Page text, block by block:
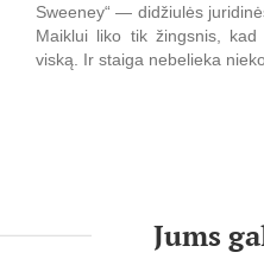
Sweeney“ — didžiulės
Maiklui liko tik žingsnis,
viską. Ir staiga nebelieka
Kažkoks benamis
visuomenės atstumtiesiems
Jums